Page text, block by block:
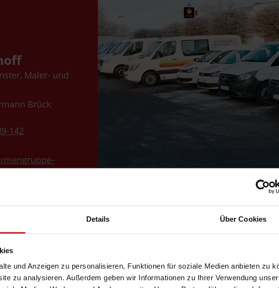
Details Über Cookies
und Anzeigen zu personalisieren, Funktionen für soziale Medien anbieten zu
zu analysieren. Außerdem geben wir Informationen zu Ihrer Verwendung
Maler- und
Brück
142